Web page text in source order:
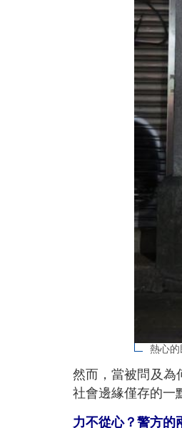
熱心的
然而，當被問及為
社會邊緣僅存的一
力不從心？警方的